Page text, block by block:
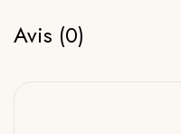
Avis (0)